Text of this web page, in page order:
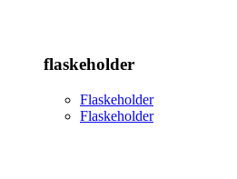
flaskeholder
Flaskeholder
Flaskeholder